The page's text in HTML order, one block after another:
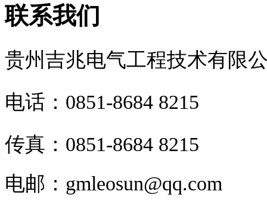
联系我们
贵州吉兆电气工程技术有限
电话：0851-8684 8215
传真：0851-8684 8215
电邮： gmleosun@qq.com